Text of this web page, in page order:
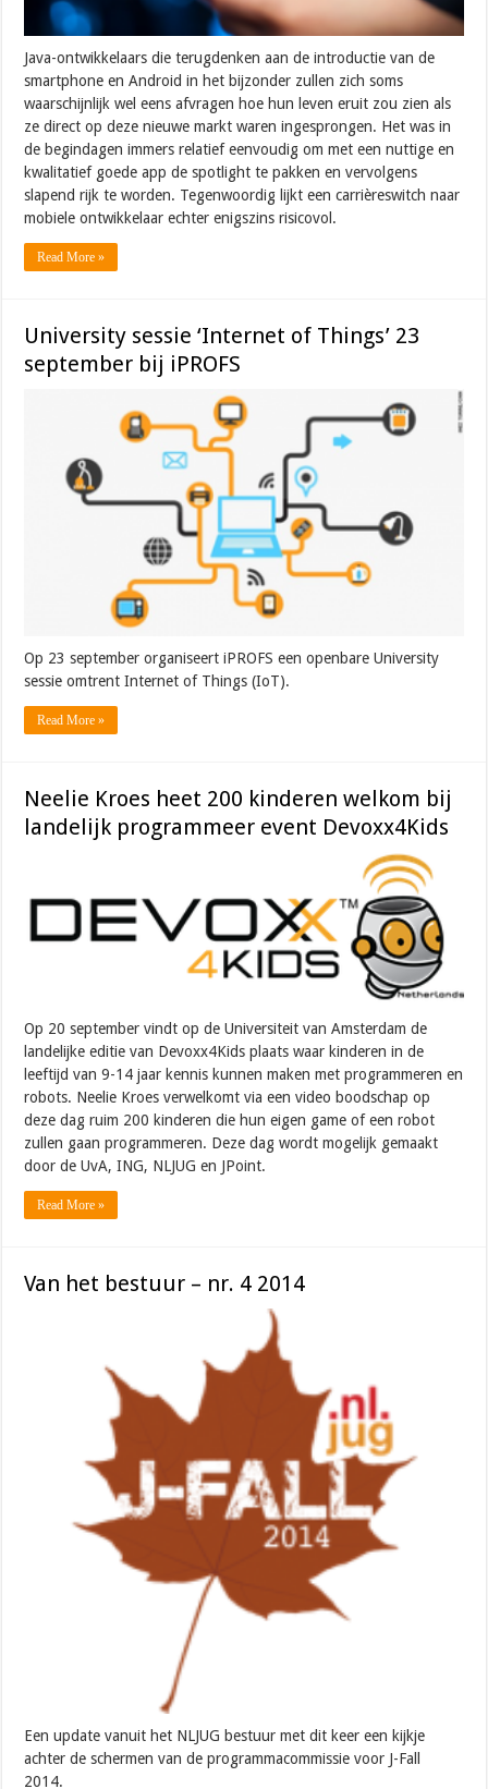
Java-ontwikkelaars die terugdenken aan de introductie van de
smartphone en Android in het bijzonder zullen zich soms
waarschijnlijk wel eens afvragen hoe hun leven eruit zou zien als
ze direct op deze nieuwe markt waren ingesprongen. Het was in
de begindagen immers relatief eenvoudig om met een nuttige en
kwalitatief goede app de spotlight te pakken en vervolgens
slapend rijk te worden. Tegenwoordig lijkt een carrièreswitch naar
mobiele ontwikkelaar echter enigszins risicovol.
Read More »
University sessie ‘Internet of Things’ 23
september bij iPROFS
Op 23 september organiseert iPROFS een openbare University
sessie omtrent Internet of Things (IoT).
Read More »
Neelie Kroes heet 200 kinderen welkom bij
landelijk programmeer event Devoxx4Kids
Op 20 september vindt op de Universiteit van Amsterdam de
landelijke editie van Devoxx4Kids plaats waar kinderen in de
leeftijd van 9-14 jaar kennis kunnen maken met programmeren en
robots. Neelie Kroes verwelkomt via een video boodschap op
deze dag ruim 200 kinderen die hun eigen game of een robot
zullen gaan programmeren. Deze dag wordt mogelijk gemaakt
door de UvA, ING, NLJUG en JPoint.
Read More »
Van het bestuur – nr. 4 2014
Een update vanuit het NLJUG bestuur met dit keer een kijkje
achter de schermen van de programmacommissie voor J-Fall
2014.